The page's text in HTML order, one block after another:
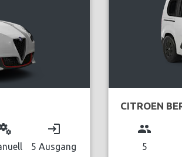
miscellaneous_services login
5 Ausgang
CITROEN
group
5